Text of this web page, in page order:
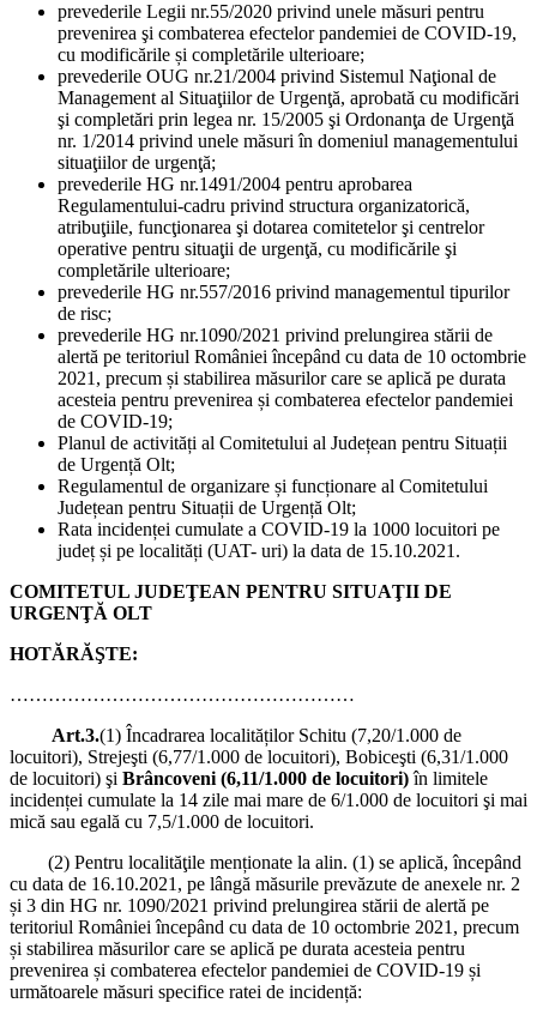
prevederile Legii nr.55/2020 privind unele măsuri pentru
prevenirea şi combaterea efectelor pandemiei de COVID-19,
cu modificările și completările ulterioare;
prevederile OUG nr.21/2004 privind Sistemul Naţional de
Management al Situaţiilor de Urgenţă, aprobată cu modificări
şi completări prin legea nr. 15/2005 şi Ordonanţa de Urgenţă
nr. 1/2014 privind unele măsuri în domeniul managementului
situaţiilor de urgenţă;
prevederile HG nr.1491/2004 pentru aprobarea
Regulamentului-cadru privind structura organizatorică,
atribuţiile, funcţionarea şi dotarea comitetelor şi centrelor
operative pentru situaţii de urgenţă, cu modificările şi
completările ulterioare;
prevederile HG nr.557/2016 privind managementul tipurilor
de risc;
prevederile HG nr.1090/2021 privind prelungirea stării de
alertă pe teritoriul României începând cu data de 10 octombrie
2021, precum și stabilirea măsurilor care se aplică pe durata
acesteia pentru prevenirea și combaterea efectelor pandemiei
de COVID-19;
Planul de activități al Comitetului al Județean pentru Situații
de Urgență Olt;
Regulamentul de organizare și funcționare al Comitetului
Județean pentru Situații de Urgență Olt;
Rata incidenței cumulate a COVID-19 la 1000 locuitori pe
județ și pe localități (UAT- uri) la data de 15.10.2021.
COMITETUL JUDEŢEAN PENTRU SITUAŢII DE
URGENŢĂ OLT
HOTĂRĂŞTE:
………………………………………………
Art.3.(1) Încadrarea localităților Schitu (7,20/1.000 de
locuitori), Strejeşti (6,77/1.000 de locuitori), Bobiceşti (6,31/1.000
de locuitori) şi Brâncoveni (6,11/1.000 de locuitori)în limitele
incidenței cumulate la 14 zile mai mare de 6/1.000 de locuitori şi mai
mică sau egală cu 7,5/1.000 de locuitori.
(2) Pentru localităţile menționate la alin. (1) se aplică, începând
cu data de 16.10.2021, pe lângă măsurile prevăzute de anexele nr. 2
și 3 din HG nr. 1090/2021 privind prelungirea stării de alertă pe
teritoriul României începând cu data de 10 octombrie 2021, precum
și stabilirea măsurilor care se aplică pe durata acesteia pentru
prevenirea și combaterea efectelor pandemiei de COVID-19 și
următoarele măsuri specifice ratei de incidență: